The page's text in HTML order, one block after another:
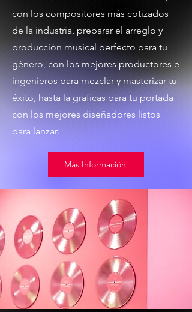
con los compositores más cotizados
de la industria, preparar el arreglo y
producción musical perfecto para tu
género, con los mejores productores e
ingenieros para mezclar y masterizar tu
éxito, hasta la graficas para tu portada
con los mejores diseñadores listos
para lanzar.
Más Información